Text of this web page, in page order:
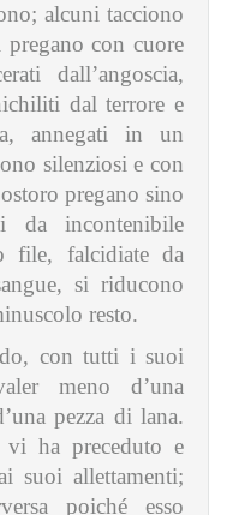
alcuni tacciono
con cuore
dall’angoscia,
dal terrore e
annegati in un
silenziosi e con
pregano sino
da incontenibile
file, falcidiate da
si riducono
resto.
con tutti i suoi
meno d’una
pezza di lana.
vi ha preceduto e
suoi allettamenti;
poiché esso